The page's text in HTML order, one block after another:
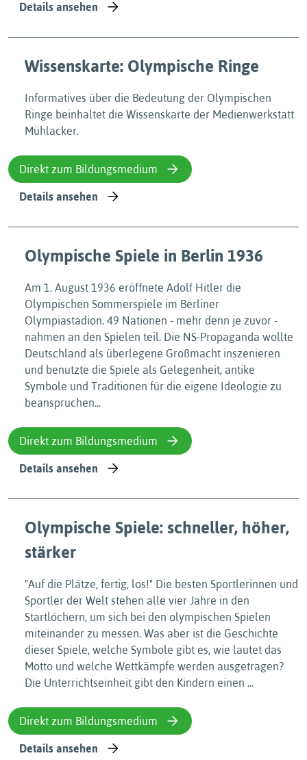
Details ansehen
Wissenskarte: Olympische Ringe
Informatives über die Bedeutung der Olympischen
Ringe beinhaltet die Wissenskarte der Medienwerkstatt
Mühlacker.
Direkt zum Bildungsmedium
Details ansehen
Olympische Spiele in Berlin 1936
Am 1. August 1936 eröffnete Adolf Hitler die
Olympischen Sommerspiele im Berliner
Olympiastadion. 49 Nationen - mehr denn je zuvor -
nahmen an den Spielen teil. Die NS-Propaganda wollte
Deutschland als überlegene Großmacht inszenieren
und benutzte die Spiele als Gelegenheit, antike
Symbole und Traditionen für die eigene Ideologie zu
beanspruchen...
Direkt zum Bildungsmedium
Details ansehen
Olympische Spiele: schneller, höher,
stärker
"Auf die Plätze, fertig, los!" Die besten Sportlerinnen und
Sportler der Welt stehen alle vier Jahre in den
Startlöchern, um sich bei den olympischen Spielen
miteinander zu messen. Was aber ist die Geschichte
dieser Spiele, welche Symbole gibt es, wie lautet das
Motto und welche Wettkämpfe werden ausgetragen?
Die Unterrichtseinheit gibt den Kindern einen ...
Direkt zum Bildungsmedium
Details ansehen